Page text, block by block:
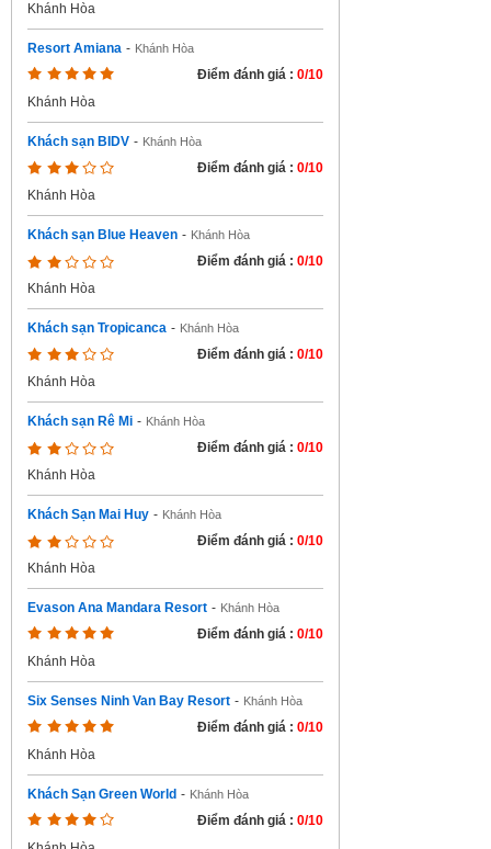
Khánh Hòa
Resort Amiana - Khánh Hòa
Điểm đánh giá : 0/10
Khánh Hòa
Khách sạn BIDV - Khánh Hòa
Điểm đánh giá : 0/10
Khánh Hòa
Khách sạn Blue Heaven - Khánh Hòa
Điểm đánh giá : 0/10
Khánh Hòa
Khách sạn Tropicanca - Khánh Hòa
Điểm đánh giá : 0/10
Khánh Hòa
Khách sạn Rê Mi - Khánh Hòa
Điểm đánh giá : 0/10
Khánh Hòa
Khách Sạn Mai Huy - Khánh Hòa
Điểm đánh giá : 0/10
Khánh Hòa
Evason Ana Mandara Resort - Khánh Hòa
Điểm đánh giá : 0/10
Khánh Hòa
Six Senses Ninh Van Bay Resort - Khánh Hòa
Điểm đánh giá : 0/10
Khánh Hòa
Khách Sạn Green World - Khánh Hòa
Điểm đánh giá : 0/10